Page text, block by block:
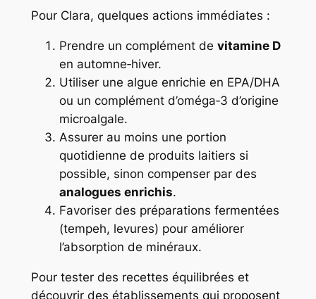
Pour Clara, quelques actions immédiates :
Prendre un complément de vitamine D
en automne‑hiver.
Utiliser une algue enrichie en EPA/DHA
ou un complément d’oméga‑3 d’origine
microalgale.
Assurer au moins une portion
quotidienne de produits laitiers si
possible, sinon compenser par des
analogues enrichis.
Favoriser des préparations fermentées
(tempeh, levures) pour améliorer
l’absorption de minéraux.
Pour tester des recettes équilibrées et
découvrir des établissements qui proposent